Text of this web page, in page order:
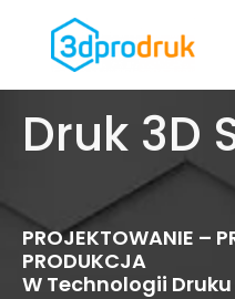
Druk 3D
PROJEKTOWANIE –
PRODUKCJA
W Technologii Druku